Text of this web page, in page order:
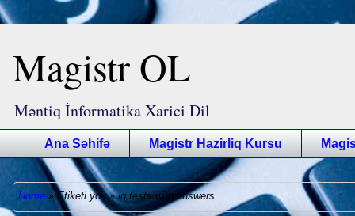
Magistr OL
Məntiq İnformatika Xarici Dil
Ana Səhifə Magistr Hazirliq Kursu
Home »Etiketi yok»iq tests with answers